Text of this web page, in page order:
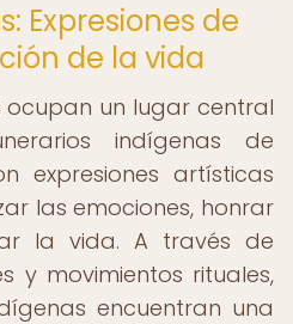
Expresiones de
de la vida
ocupan un lugar central
indígenas de
expresiones artísticas
las emociones, honrar
la vida. A través de
y movimientos rituales,
encuentran una